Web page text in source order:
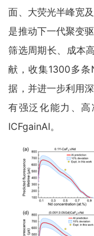
面、大荧光半峰宽
是推动下一代聚变
筛选周期长、成本
献，收集1300多
据，并进一步利用
有强泛化能力、
ICFgainAI。